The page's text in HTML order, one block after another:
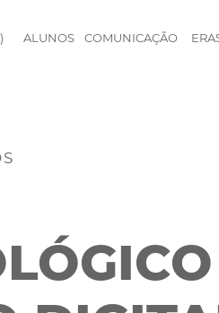
ALUNOS COMUNICAÇÃO